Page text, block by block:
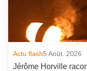
Actu flash5 Août. 2026
Jérôme Horville